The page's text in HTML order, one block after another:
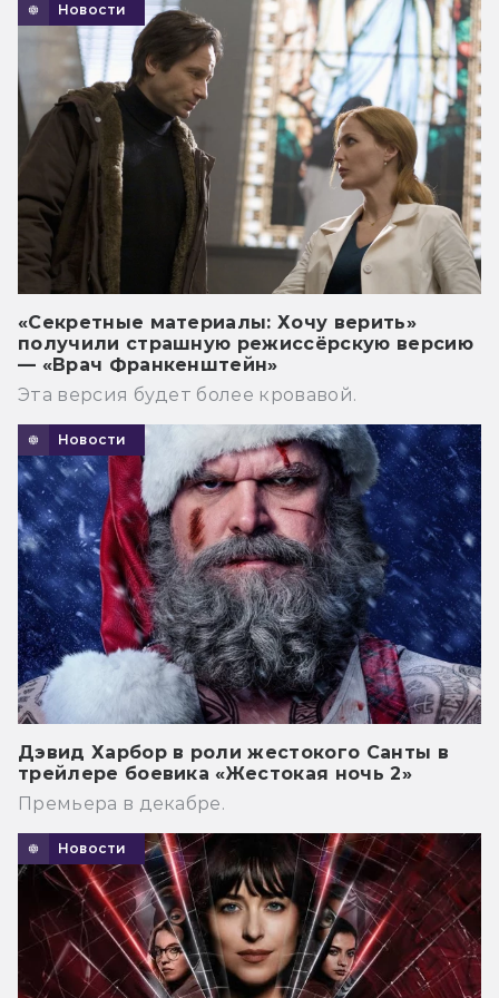
Новости
«Секретные материалы: Хочу верить»
получили страшную режиссёрскую версию
— «Врач Франкенштейн»
Эта версия будет более кровавой.
Новости
Дэвид Харбор в роли жестокого Санты в
трейлере боевика «Жестокая ночь 2»
Премьера в декабре.
Новости